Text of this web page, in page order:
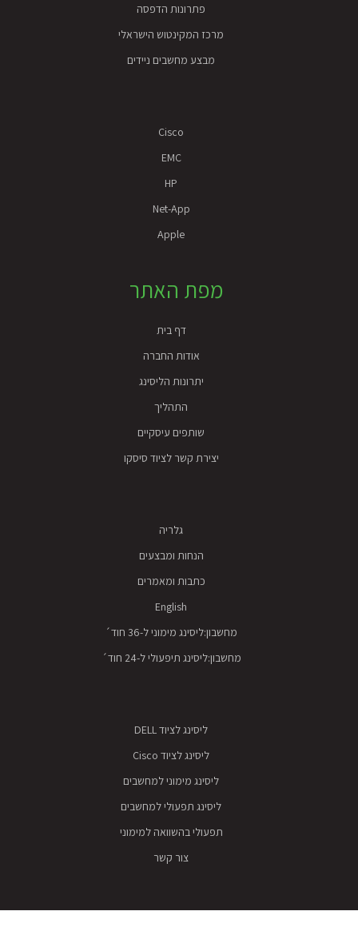
פתרונות הדפסה
מרכז המקינטוש הישראלי
מבצע מחשבים ניידים
Cisco
EMC
HP
Net-App
Apple
מפת האתר
דף בית
אודות החברה
יתרונות הליסינג
התהליך
שותפים עיסקיים
יצירת קשר לציוד סיסקו
גלריה
הנחות ומבצעים
כתבות ומאמרים
English
מחשבון:ליסינג מימוני ל-36 חוד´
מחשבון:ליסינג תיפעולי ל-24 חוד´
ליסינג לציוד DELL
ליסינג לציוד Cisco
ליסינג מימוני למחשבים
ליסינג תפעולי למחשבים
תפעולי בהשוואה למימוני
צור קשר